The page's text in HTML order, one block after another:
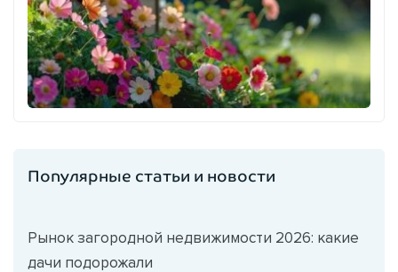
Популярные статьи и новости
Рынок загородной недвижимости 2026: какие
дачи подорожали